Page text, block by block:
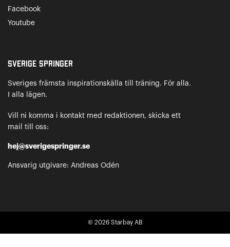
Facebook
Youtube
Sverige Springer
Sveriges främsta inspirationskälla till träning. För alla.
I alla lägen.
Vill ni komma i kontakt med redaktionen, skicka ett
mail till oss:
hej@sverigespringer.se
Ansvarig utgivare: Andreas Odén
© 2026 Starbay AB